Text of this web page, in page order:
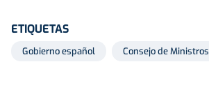
ETIQUETAS
Gobierno español Consejo de Ministros